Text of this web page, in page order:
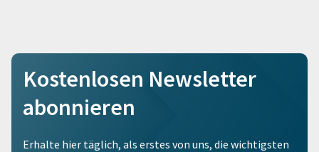
Kostenlosen Newsletter
abonnieren
Erhalte hier täglich, als erstes von uns, die wichtigsten